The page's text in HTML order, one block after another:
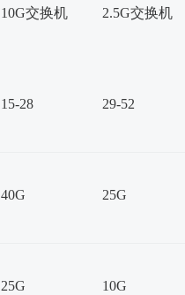
10G交换机
2.5G交换机
15-28
29-52
40G
25G
25G
10G